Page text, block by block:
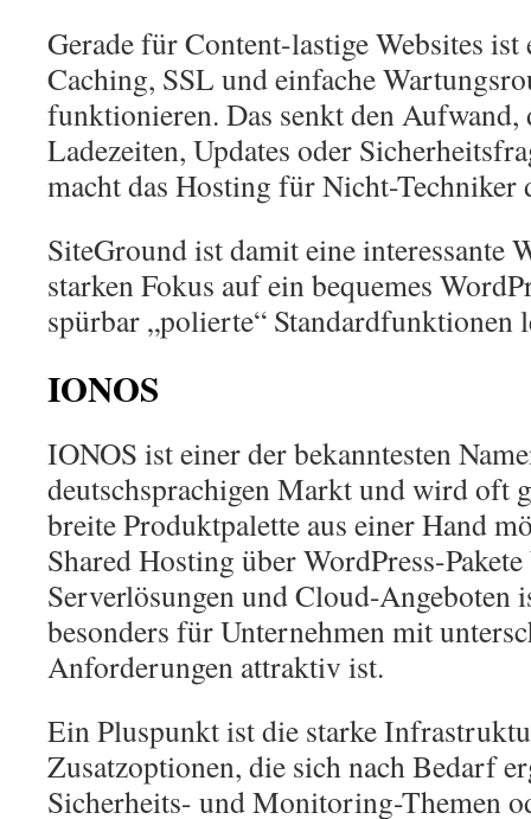
Gerade für Content-lastige Websites
Caching, SSL und einfache
funktionieren. Das senkt den Aufwand,
Ladezeiten, Updates oder
macht das Hosting für Nicht-Techniker
SiteGround ist damit eine interessante
starken Fokus auf ein bequemes
spürbar „polierte“ Standardfunktionen
IONOS
IONOS ist einer der bekanntesten
deutschsprachigen Markt und wird oft
breite Produktpalette aus einer Hand
Shared Hosting über WordPress-
Serverlösungen und Cloud-Angeboten
besonders für Unternehmen mit
Anforderungen attraktiv ist.
Ein Pluspunkt ist die starke
Zusatzoptionen, die sich nach Bedarf
Sicherheits- und Monitoring-Themen